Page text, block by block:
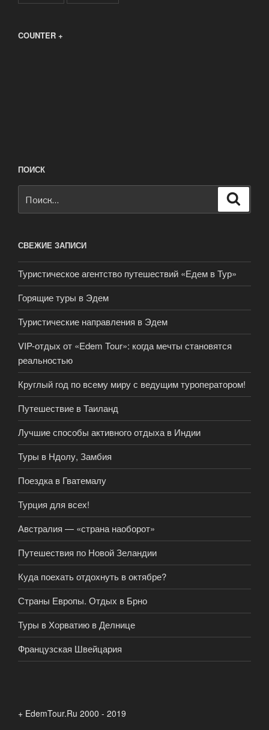
COUNTER +
ПОИСК
СВЕЖИЕ ЗАПИСИ
Туристическое агентство путешествий «Едем в Тур»
Горящие туры в Эдем
Туристические направления в Эдем
VIP-отдых от «Edem Tour»: когда мечты становятся
реальностью
Круглый год по всему миру с ведущим туроператором!
Путешествие в Таиланд
Лучшие способы активного отдыха в Индии
Туры в Ндолу, Замбия
Поездка в Гватемалу
Турция для всех!
Австралия — «страна наоборот»
Путешествия по Новой Зеландии
Куда поехать отдохнуть в октябре?
Страны Европы. Отдых в Брно
Туры в Хорватию в Делнице
Французская Швейцария
+ EdemTour.Ru 2000 - 2019